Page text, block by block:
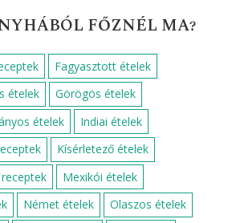
FŐZNÉL MA?
Fagyasztott ételek
ételek
Görögös ételek
ételek
Indiai ételek
Kísérletező ételek
Mexikói ételek
Német ételek
Olaszos ételek